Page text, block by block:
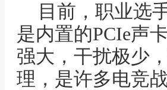
目前，职业选
是内置的PCIe声
强大，干扰极少
理，是许多电竞